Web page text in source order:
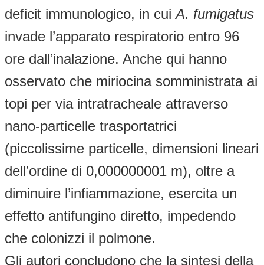
deficit immunologico, in cuiA. fumigatus
invade l’apparato respiratorio entro 96
ore dall’inalazione. Anche qui hanno
osservato che miriocina somministrata ai
topi per via intratracheale attraverso
nano-particelle trasportatrici
(piccolissime particelle, dimensioni lineari
dell’ordine di 0,000000001 m), oltre a
diminuire l’infiammazione, esercita un
effetto antifungino diretto, impedendo
che colonizzi il polmone.
Gli autori concludono che la sintesi della